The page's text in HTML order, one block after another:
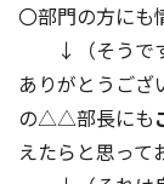
〇部門の方にも
↓（そうです
ありがとうござ
の△△部長にも
えたらと思って